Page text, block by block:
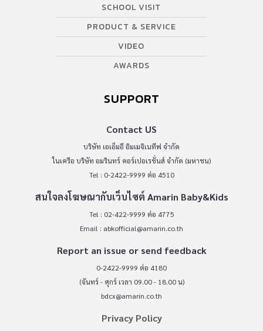
SCHOOL VISIT
PRODUCT & SERVICE
VIDEO
AWARDS
SUPPORT
Contact US
บริษัท เอเอ็มอี อิมเมจิเนทีฟ จำกัด
ในเครือ บริษัท อมรินทร์ คอร์เปอเรชั่นส์ จำกัด (มหาชน)
Tel : 0-2422-9999 ต่อ 4510
สนใจลงโฆษณากับเว็บไซต์ Amarin Baby&Kids
Tel : 02-422-9999 ต่อ 4775
Email : abkofficial@amarin.co.th
Report an issue or send feedback
0-2422-9999 ต่อ 4180
(จันทร์ - ศุกร์ เวลา 09.00 - 18.00 น)
bdcx@amarin.co.th
Privacy Policy